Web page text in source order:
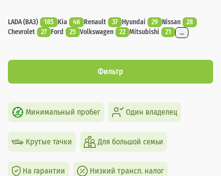
LADA (ВАЗ) 185 Kia 46 Renault 37 Hyundai 29 Nissan
28
Chevrolet
27 Ford 25 Volkswagen 22 Mitsubishi 21 ...
Фильтр
Минимальный пробег Один владелец
Крутые тачки Для большой семьи
На гарантии Низкий трансп. налог